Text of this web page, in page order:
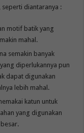
diantaranya :
motif batik yang
mahal.
semakin banyak
diperlukannya pun
dapat digunakan
lebih mahal.
katun untuk
yang digunakan